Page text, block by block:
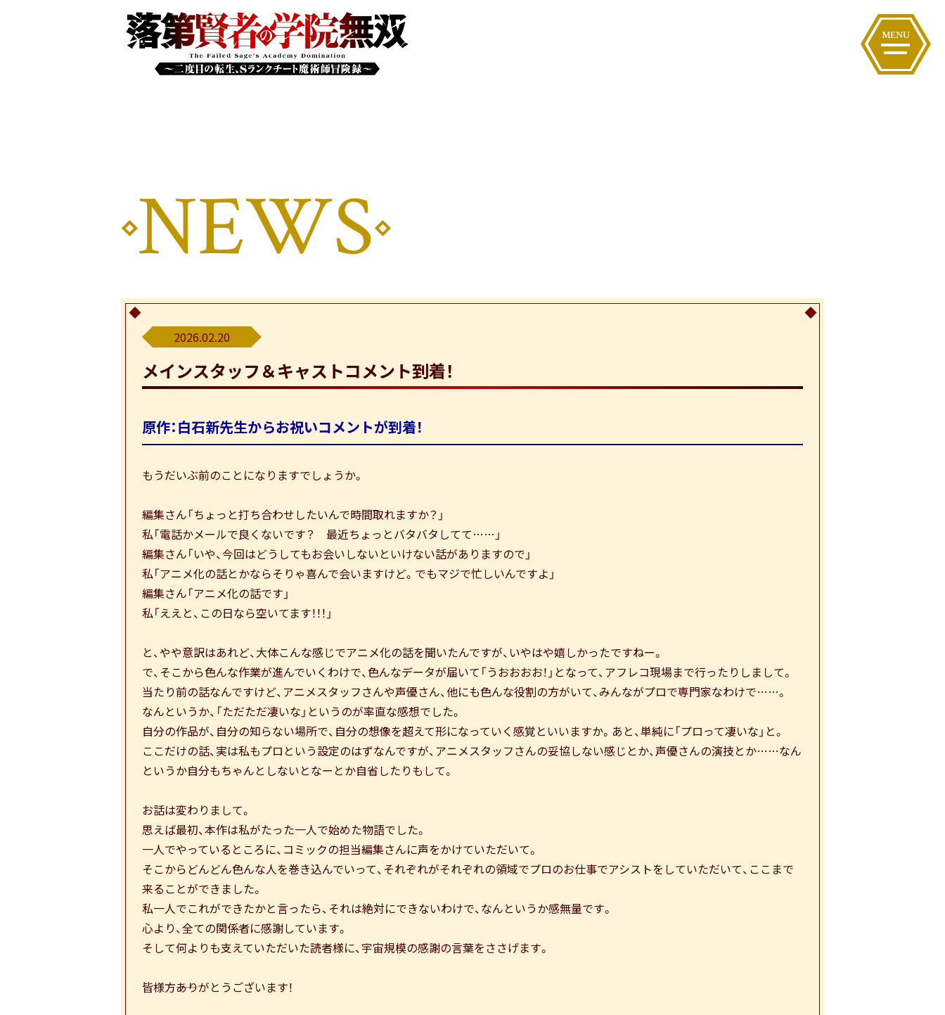
BOOKS
Share
NEWS
2026.02.20
メインスタッフ＆キャストコメント到着！
原作：白石新先生からお祝いコメントが到着！
もうだいぶ前のことになりますでしょうか。
編集さん「ちょっと打ち合わせしたいんで時間取れますか？」
私「電話かメールで良くないです？ 最近ちょっとバタバタしてて……」
編集さん「いや、今回はどうしてもお会いしないといけない話がありますので」
私「アニメ化の話とかならそりゃ喜んで会いますけど。でもマジで忙しいんですよ」
編集さん「アニメ化の話です」
私「ええと、この日なら空いてます！！！」
と、やや意訳はあれど、大体こんな感じでアニメ化の話を聞いたんですが、いやはや嬉しかったですねー。
で、そこから色んな作業が進んでいくわけで、色んなデータが届いて「うおおおお！」となって、アフレコ現場まで行ったりしまして。
当たり前の話なんですけど、アニメスタッフさんや声優さん、他にも色んな役割の方がいて、みんながプロで専門家なわけで……。
なんというか、「ただただ凄いな」というのが率直な感想でした。
自分の作品が、自分の知らない場所で、自分の想像を超えて形になっていく感覚といいますか。あと、単純に「プロって凄いな」と。
ここだけの話、実は私もプロという設定のはずなんですが、アニメスタッフさんの妥協しない感じとか、声優さんの演技とか……なん
というか自分もちゃんとしないとなーとか自省したりもして。
お話は変わりまして。
思えば最初、本作は私がたった一人で始めた物語でした。
一人でやっているところに、コミックの担当編集さんに声をかけていただいて。
そこからどんどん色んな人を巻き込んでいって、それぞれがそれぞれの領域でプロのお仕事でアシストをしていただいて、ここまで
来ることができました。
私一人でこれができたかと言ったら、それは絶対にできないわけで、なんというか感無量です。
心より、全ての関係者に感謝しています。
そして何よりも支えていただいた読者様に、宇宙規模の感謝の言葉をささげます。
皆様方――ありがとうございます！